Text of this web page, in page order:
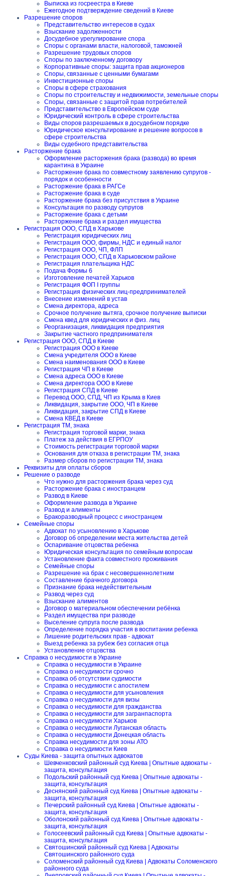
Выписка из госреестра в Киеве
Ежегодное подтверждение сведений в Киеве
Разрешение споров
Представительство интересов в судах
Взыскание задолженности
Досудебное урегулирование спора
Споры с органами власти, налоговой, таможней
Разрешение трудовых споров
Споры по заключенному договору
Корпоративные споры: защита прав акционеров
Споры, связанные с ценными бумагами
Инвестиционные споры
Споры в сфере страхования
Споры по строительству и недвижимости, земельные споры
Споры, связанные с защитой прав потребителей
Представительство в Европейском суде
Юридический контроль в сфере строительства
Виды споров разрешаемых в досудебном порядке
Юридическое консультирование и решение вопросов в
сфере строительства
Виды судебного представительства
Расторжение брака
Оформление расторжения брака (развода) во время
карантина в Украине
Расторжение брака по совместному заявлению супругов -
порядок и особенности
Расторжение брака в РАГСе
Расторжение брака в суде
Расторжение брака без присутствия в Украине
Консультация по разводу супругов
Расторжение брака с детьми
Расторжение брака и раздел имущества
Регистрация ООО, СПД в Харькове
Регистрация юридических лиц
Регистрация ООО, фирмы, НДС и единый налог
Регистрация ООО, ЧП, ФЛП
Регистрация ООО, СПД в Харьковском районе
Регистрация плательщика НДС
Подача Формы 6
Изготовление печатей Харьков
Регистрация ФОП I группы
Регистрация физических лиц-предпринимателей
Внесение изменений в устав
Смена директора, адреса
Срочное получение вытяга, срочное получение выписки
Смена квед для юридических и физ. лиц
Реорганизация, ликвидация предприятия
Закрытие частного предпринимателя
Регистрация ООО, СПД в Киеве
Регистрация ООО в Киеве
Смена учредителя ООО в Киеве
Смена наименования ООО в Киеве
Регистрация ЧП в Киеве
Смена адреса ООО в Киеве
Смена директора ООО в Киеве
Регистрация СПД в Киеве
Перевод ООО, СПД, ЧП из Крыма в Киев
Ликвидация, закрытие ООО, ЧП в Киеве
Ликвидация, закрытие СПД в Киеве
Смена КВЕД в Киеве
Регистрация ТМ, знака
Регистрация торговой марки, знака
Платеж за действия в ЕГРПОУ
Стоимость регистрации торговой марки
Основания для отказа в регистрации ТМ, знака
Размер сборов по регистрации ТМ, знака
Реквизиты для оплаты сборов
Решение о разводе
Что нужно для расторжения брака через суд
Расторжение брака с иностранцем
Развод в Киеве
Оформление развода в Украине
Развод и алименты
Бракоразводный процесс с иностранцем
Семейные споры
Адвокат по усыновлению в Харькове
Договор об определении места жительства детей
Оспаривание отцовства ребенка
Юридическая консультация по семейным вопросам
Установление факта совместного проживания
Семейные споры
Разрешение на брак с несовершеннолетним
Составление брачного договора
Признание брака недействительным
Развод через суд
Взыскание алиментов
Договор о материальном обеспечении ребёнка
Раздел имущества при разводе
Выселение супруга после развода
Определение порядка участия в воспитании ребенка
Лишение родительских прав - адвокат
Выезд ребенка за рубеж без согласия отца
Установление отцовства
Справка о несудимости в Украине
Справка о несудимости в Украине
Справка о несудимости срочно
Справка об отсутствии судимости
Справка о несудимости с апостилем
Справка о несудимости для усыновления
Справка о несудимости для визы
Справка о несудимости для гражданства
Справка о несудимости для загранпаспорта
Справка о несудимости Харьков
Справка о несудимости Луганская область
Справка о несудимости Донецкая область
Справка несудимости для зоны АТО
Справка о несудимости Киев
Суды Киева - защита опытных адвокатов
Шевченковский районный суд Киева | Опытные адвокаты -
защита, консультация
Подольский районный суд Киева | Опытные адвокаты -
защита, консультация
Деснянский районный суд Киева | Опытные адвокаты -
защита, консультация
Печерский районный суд Киева | Опытные адвокаты -
защита, консультация
Оболонский районный суд Киева | Опытные адвокаты -
защита, консультация
Голосеевский районный суд Киева | Опытные адвокаты -
защита, консультация
Святошинский районный суд Киева | Адвокаты
Святошинского районного суда
Соломенский районный суд Киева | Адвокаты Соломенского
районного суда